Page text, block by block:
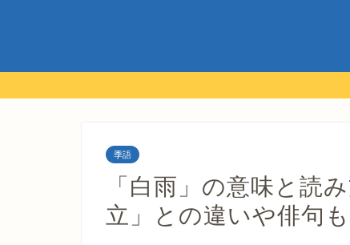
季語
「白雨」の意味と読
立」との違いや俳句